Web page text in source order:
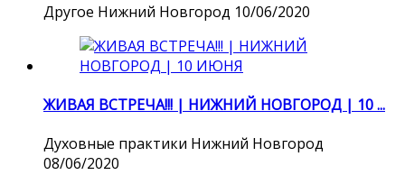
Другое Нижний Новгород 10/06/2020
ЖИВАЯ ВСТРЕЧА!!! | НИЖНИЙ НОВГОРОД | 10 ...
Духовные практики Нижний Новгород
08/06/2020